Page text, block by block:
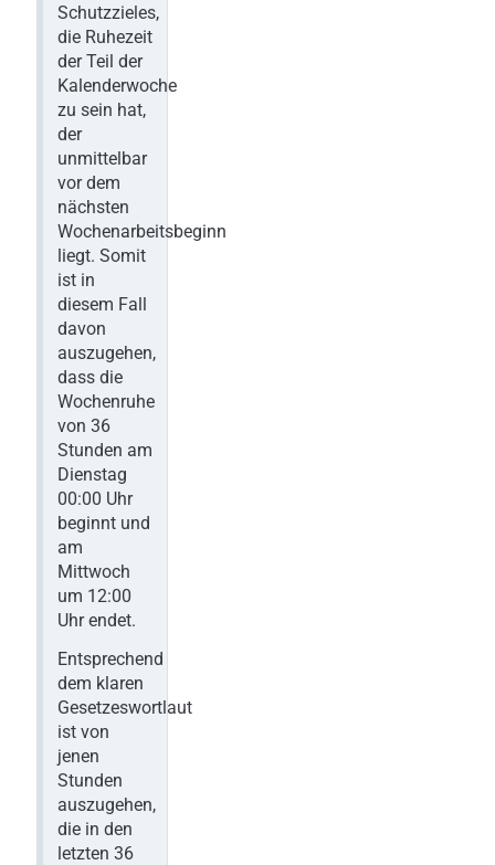
Schutzzieles,
die Ruhezeit
der Teil der
Kalenderwoche
zu sein hat,
der
unmittelbar
vor dem
nächsten
Wochenarbeitsbeginn
liegt. Somit
ist in
diesem Fall
davon
auszugehen,
dass die
Wochenruhe
von 36
Stunden am
Dienstag
00:00 Uhr
beginnt und
am
Mittwoch
um 12:00
Uhr endet.
Entsprechend
dem klaren
Gesetzeswortlaut
ist von
jenen
Stunden
auszugehen,
die in den
letzten 36